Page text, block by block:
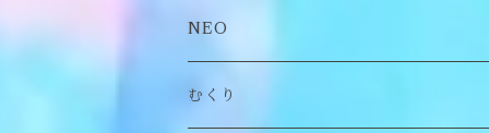
付け襟
帽子
トップス
アウター
NEO
財布
むくり